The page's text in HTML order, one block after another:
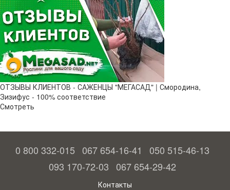
ОТЗЫВЫ КЛИЕНТОВ - САЖЕНЦЫ "МЕГАСАД" | Смородина,
Зизифус - 100% соответствие
Смотреть
0 800 332-015 067 654-16-41
050 515-46-13
093 170-72-03 067 654-29-42
Контакты